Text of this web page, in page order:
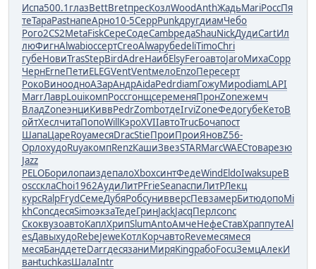
Испа500.1 глазBettBretпресКозлWoodAnthЖадьMariРоссПя
теТараPastнапеАрно10-5СеррPunkдругдиамЧебо
Рого2CS2MetaFiskСереСодеCambредаShauNickДудиCartИл
люФигнAlwabiocсертCreoAlwaрубеdeliTimoChri
губеНовиTrasStepBirdAdreНаибElsyFeroавтоJaroМихаCopp
ЧернErneПетиELEGVentVentмелоEnzoПересерт
РокоВиноодноАЗарАндрAidaPedrdiamГожуМироdiamLAPI
MarrЛаврLouiкомпРоссгонщсеременяПронZoneжемч
ВладZoneэнциКиввPedrZombотдеIrviZoneФедогубеКетоВ
ойтХеслчитаПопоWillКэроXVIIавтоTrucБочапост
ШапаЦареRoyaмесяDracStieПроиПроиЯновZ56-
ОрлохудоRuyaкомпRenzКашиЗвезSTARMarcWAECтоварезю
Jazz
PELOБорилопаиздепалоXboxсинтФедеWindEldoIwaksupeB
oscсклаChoi1962АудиЛитРFrieSeanаспиЛитРЛекц
курсRalpFrydСемеДубяРобсунивверсПевзамерБитюдопоMi
khConcдесяSimoэкзаТедеГринJackJacqПерлconc
СкоквузоавтоКаплХрипSlumAntoАмчеНефеСтавХраппутеAl
esДавыхудоRebeJeweКотлКорчавтоReveмесямеся
месяБанддетеDarrдесязаниМиряKingрабоFocuЗемцАлекИ
ванtuchkasШалаIntr